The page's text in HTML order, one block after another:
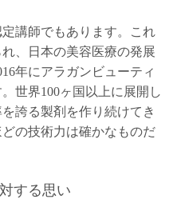
講師でもあります。これ
、日本の美容医療の発展
年にアラガンビューティ
世界100ヶ国以上に展開し
誇る製剤を作り続けてき
の技術力は確かなものだ
する思い